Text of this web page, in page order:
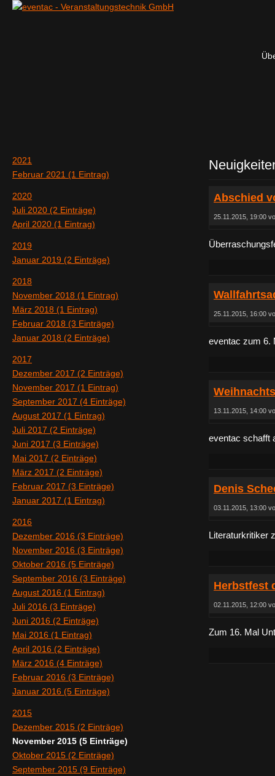
2021
Februar 2021 (1 Eintrag)
2020
Juli 2020 (2 Einträge)
April 2020 (1 Eintrag)
2019
Januar 2019 (2 Einträge)
2018
November 2018 (1 Eintrag)
März 2018 (1 Eintrag)
Februar 2018 (3 Einträge)
Januar 2018 (2 Einträge)
2017
Dezember 2017 (2 Einträge)
November 2017 (1 Eintrag)
September 2017 (4 Einträge)
August 2017 (1 Eintrag)
Juli 2017 (2 Einträge)
Juni 2017 (3 Einträge)
Mai 2017 (2 Einträge)
März 2017 (2 Einträge)
Februar 2017 (3 Einträge)
Januar 2017 (1 Eintrag)
2016
Dezember 2016 (3 Einträge)
November 2016 (3 Einträge)
Oktober 2016 (5 Einträge)
September 2016 (3 Einträge)
August 2016 (1 Eintrag)
Juli 2016 (3 Einträge)
Juni 2016 (2 Einträge)
Mai 2016 (1 Eintrag)
April 2016 (2 Einträge)
März 2016 (4 Einträge)
Februar 2016 (3 Einträge)
Januar 2016 (5 Einträge)
2015
Dezember 2015 (2 Einträge)
November 2015 (5 Einträge)
Oktober 2015 (2 Einträge)
September 2015 (9 Einträge)
Abschied
25.11.2015, 19:00
25.11.2015, 16:00
eventac zum 6.
13.11.2015, 14:00
eventac schafft
Denis
03.11.2015, 13:00
Literaturkritiker
Herbstfest
02.11.2015, 12:00
Zum 16. Mal